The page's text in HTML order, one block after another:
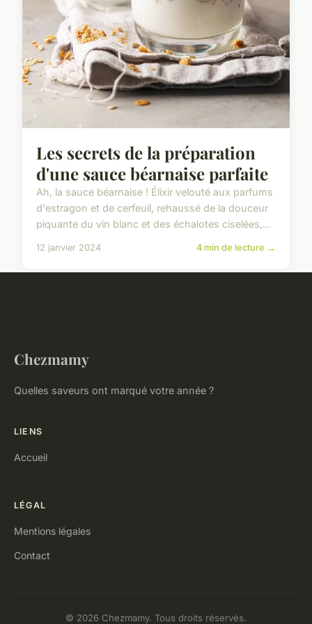
Les secrets de la préparation
d'une sauce béarnaise parfaite
Ah, la sauce béarnaise ! Élixir velouté aux parfums
d'estragon et de cerfeuil, rehaussé de la douceur
piquante du vin blanc et des échalotes ciselées,...
12 janvier 2024 4 min de lecture →
Chezmamy
Quelles saveurs ont marqué votre année ?
LIENS
Accueil
LÉGAL
Mentions légales
Contact
© 2026 Chezmamy. Tous droits réservés.